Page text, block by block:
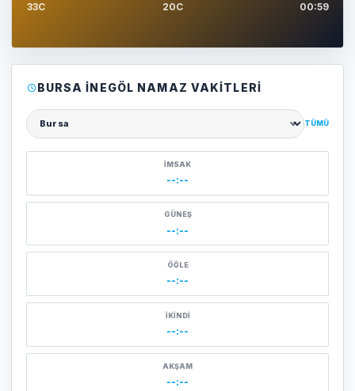
33C 20C 00:59
BURSA İNEGÖL NAMAZ VAKITLERI
Şehir seçin
TÜMÜ
İMSAK
--:--
GÜNEŞ
--:--
ÖĞLE
--:--
İKINDI
--:--
AKŞAM
--:--